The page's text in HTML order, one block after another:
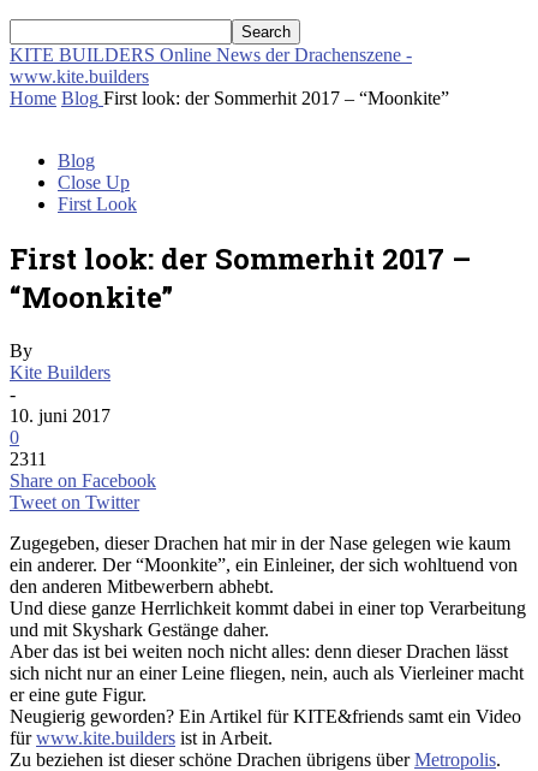
KITE BUILDERS Online News der Drachenszene -
www.kite.builders
Home Blog First look: der Sommerhit 2017 – “Moonkite”
Blog
Close Up
First Look
First look: der Sommerhit 2017 –
“Moonkite”
By
Kite Builders
-
10. juni 2017
0
2311
Share on Facebook
Tweet on Twitter
Zugegeben, dieser Drachen hat mir in der Nase gelegen wie kaum
ein anderer. Der “Moonkite”, ein Einleiner, der sich wohltuend von
den anderen Mitbewerbern abhebt.
Und diese ganze Herrlichkeit kommt dabei in einer top Verarbeitung
und mit Skyshark Gestänge daher.
Aber das ist bei weiten noch nicht alles: denn dieser Drachen lässt
sich nicht nur an einer Leine fliegen, nein, auch als Vierleiner macht
er eine gute Figur.
Neugierig geworden? Ein Artikel für KITE&friends samt ein Video
fürwww.kite.builders ist in Arbeit.
Zu beziehen ist dieser schöne Drachen übrigens überMetropolis.